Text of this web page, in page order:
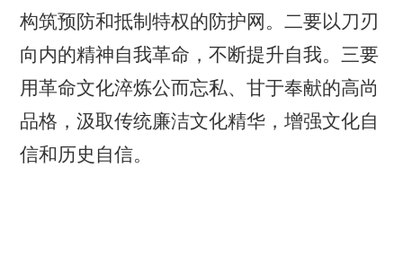
构筑预防和抵制特权的防护网。二要以刀刃
向内的精神自我革命，不断提升自我。三要
用革命文化淬炼公而忘私、甘于奉献的高尚
品格，汲取传统廉洁文化精华，增强文化自
信和历史自信。